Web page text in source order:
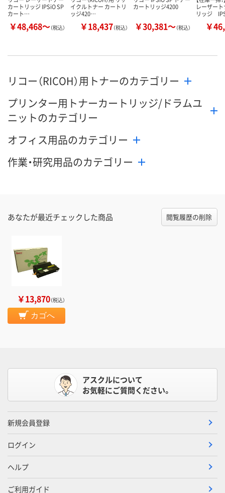
カートリッジ IPSiO SP
カート…
￥48,468～（税込）
イクルトナー カートリ
ッジ420…
￥18,437（税込）
カートリッジ4200
￥30,381～（税込）
レーザー
リッジ
￥
リコー（RICOH）用トナーのカテゴリー
プリンター用トナーカートリッジ/ドラムユ
ニットのカテゴリー
オフィス用品のカテゴリー
作業・研究用品のカテゴリー
あなたが最近チェックした商品 閲覧履歴の削除
￥13,870（税込）
カゴへ
アスクルについて
お気軽にご質問ください。
新規会員登録
ログイン
ヘルプ
ご利用ガイド